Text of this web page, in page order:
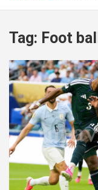
Tag: Foot ball